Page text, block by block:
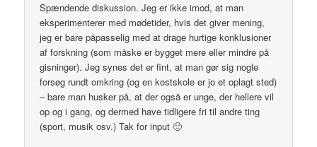
Spændende diskussion. Jeg er ikke imod, at man
eksperimenterer med mødetider, hvis det giver mening,
jeg er bare påpasselig med at drage hurtige konklusioner
af forskning (som måske er bygget mere eller mindre på
gisninger). Jeg synes det er fint, at man gør sig nogle
forsøg rundt omkring (og en kostskole er jo et oplagt sted)
– bare man husker på, at der også er unge, der hellere vil
op og i gang, og dermed have tidligere fri til andre ting
(sport, musik osv.) Tak for input 🙂